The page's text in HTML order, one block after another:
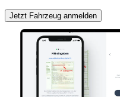
Jetzt Fahrzeug anmelden